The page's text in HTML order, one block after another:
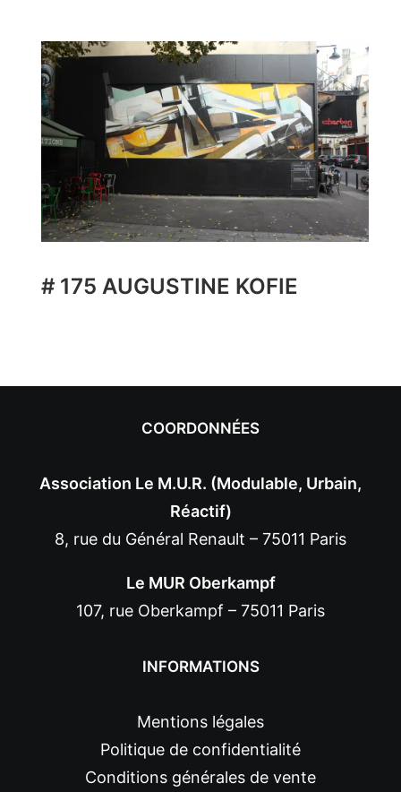
# 175 AUGUSTINE KOFIE
COORDONNÉES
Association Le M.U.R. (Modulable, Urbain,
Réactif)
8, rue du Général Renault – 75011 Paris
Le MUR Oberkampf
107, rue Oberkampf – 75011 Paris
INFORMATIONS
Mentions légales
Politique de confidentialité
Conditions générales de vente